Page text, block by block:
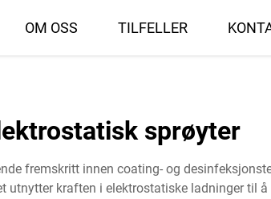
OM OSS TILFELLER
sprøyter
fremskritt innen coating- og
utnytter kraften i elektrostatiske ladninger til